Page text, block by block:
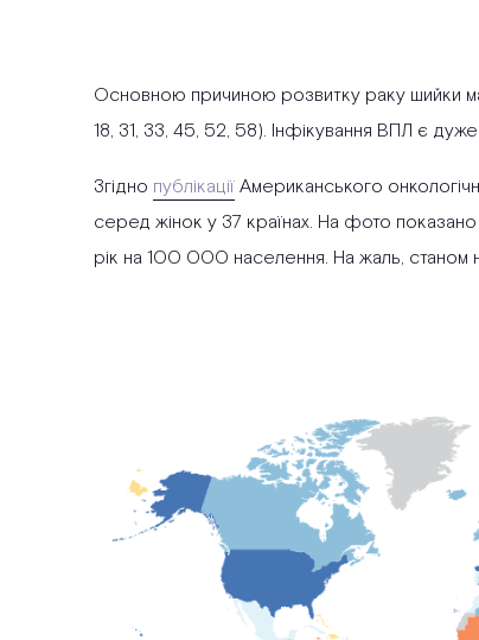
Основною причиною розвитку раку шийки
18, 31, 33, 45, 52, 58). Інфікування ВПЛ є
Згідно публікаціїАмериканського
серед жінок у 37 країнах. На фото показано
рік на 100 000 населення. На жаль, станом